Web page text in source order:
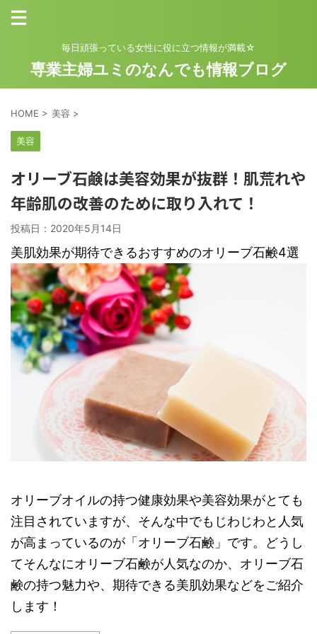
毎日頑張っている女性に役に立つ情報が満載☆
専業主婦ユミのなんでも情報ブログ
HOME > 美容 >
美容
オリーブ石鹸は美容効果が抜群！肌荒れや
年齢肌の改善のために取り入れて！
投稿日： 2020年5月14日
美肌効果が期待できるおすすめのオリーブ石鹸4選
オリーブオイルの持つ健康効果や美容効果がとても
注目されていますが、そんな中でもじわじわと人気
が高まっているのが「オリーブ石鹸」です。どうし
てそんなにオリーブ石鹸が人気なのか、オリーブ石
鹸の持つ魅力や、期待できる美肌効果などをご紹介
します！